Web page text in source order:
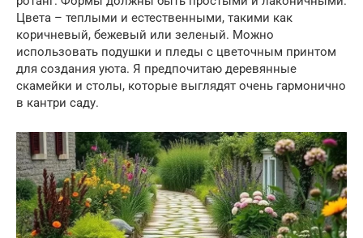
Цвета – теплыми и естественными, такими как
коричневый, бежевый или зеленый. Можно
использовать подушки и пледы с цветочным принтом
для создания уюта. Я предпочитаю деревянные
скамейки и столы, которые выглядят очень гармонично
в кантри саду.